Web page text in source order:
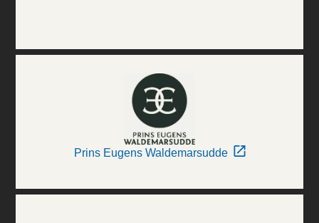
Prins Eugens Waldemarsudde